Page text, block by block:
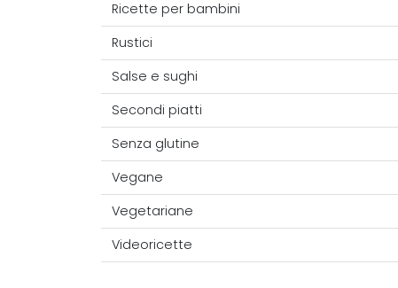
Ricette per bambini
Rustici
Salse e sughi
Secondi piatti
Senza glutine
Vegane
Vegetariane
Videoricette